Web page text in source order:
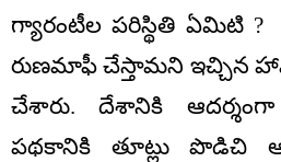
గ్యారంటీల పరిస్థితి ఏమిటి ?
రుణమాఫీ చేస్తామని ఇచ్చిన
చేశారు. దేశానికి
పథకానికి తూట్లు పొడిచి